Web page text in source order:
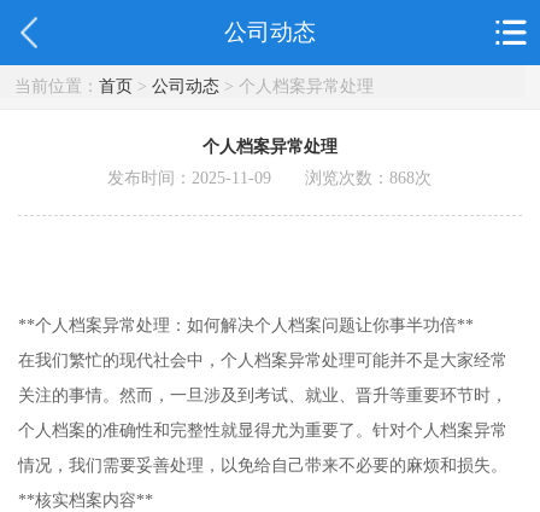
公司动态
当前位置： 首页> 公司动态> 个人档案异常处理
个人档案异常处理
发布时间：2025-11-09 浏览次数：868次
**个人档案异常处理：如何解决个人档案问题让你事半功倍**
在我们繁忙的现代社会中，个人档案异常处理可能并不是大家经常
关注的事情。然而，一旦涉及到考试、就业、晋升等重要环节时，
个人档案的准确性和完整性就显得尤为重要了。针对个人档案异常
情况，我们需要妥善处理，以免给自己带来不必要的麻烦和损失。
**核实档案内容**